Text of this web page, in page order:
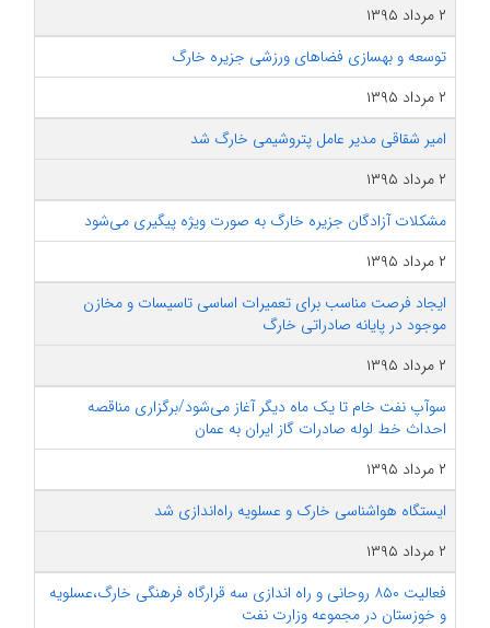
۲ مرداد ۱۳۹۵
توسعه و بهسازی فضاهای ورزشی جزیره خارگ
۲ مرداد ۱۳۹۵
امیر شقاقی مدیر عامل پتروشیمی خارگ شد
۲ مرداد ۱۳۹۵
مشکلات آزادگان جزیره خارگ به صورت ویژه پیگیری می‌شود
۲ مرداد ۱۳۹۵
ایجاد فرصت مناسب برای تعمیرات اساسی تاسیسات و مخازن
موجود در پایانه صادراتی خارگ
۲ مرداد ۱۳۹۵
سوآپ نفت خام تا یک ماه دیگر آغاز می‌شود/برگزاری مناقصه
احداث خط لوله صادرات گاز ایران به عمان
۲ مرداد ۱۳۹۵
ایستگاه هواشناسی خارک و عسلویه راه‌اندازی شد
۲ مرداد ۱۳۹۵
فعالیت ۸۵۰ روحانی و راه اندازی سه قرارگاه فرهنگی خارگ،عسلویه
و خوزستان در مجموعه وزارت نفت